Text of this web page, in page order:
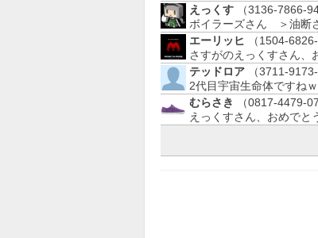
えっくす
（3136-7866-
ボイラーズさん ＞油断
エーリッヒ
（1504-
さすがのえっくすさん、
テッドロア
（3711-
2代目宇宙生命体ですねｗ
むらさき
（0817-4479-
えっくすさん、おめでと